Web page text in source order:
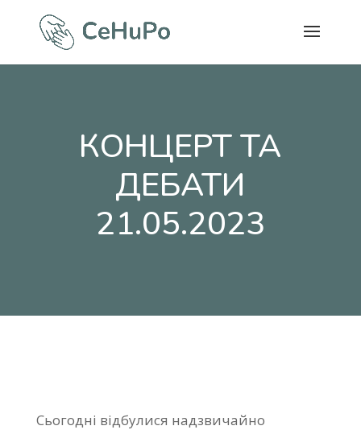
КОНЦЕРТ ТА
ДЕБАТИ
21.05.2023
Сьогодні відбулися надзвичайно